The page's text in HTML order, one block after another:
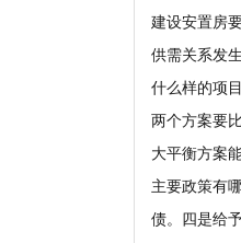
建设安置房
供需关系发
什么样的项
两个方案要
大平衡方案
主要政策有
债。四是给